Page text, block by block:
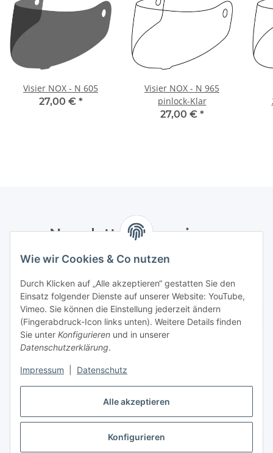
Alle akzeptieren
Konfigurieren
Wie wir Cookies & Co nutzen
Durch Klicken auf „Alle akzeptieren“ gestatten Sie den
Einsatz folgender Dienste auf unserer Website: YouTube,
Vimeo. Sie können die Einstellung jederzeit ändern
(Fingerabdruck-Icon links unten). Weitere Details finden
Sie unter Konfigurieren und in unserer
Datenschutzerklärung.
Impressum Datenschutz
Visier NOX - N 605
27,00 € *
Visier NOX - N 965
pinlock-Klar
27,00 € *
Newsletter Abonnieren
Bitte senden Sie mir entsprechend Ihrer
Informationen zu Ihrem Produktsortiment per E-Mail zu.
Abonnieren
Newsletter Abonnieren
Gesetzliche Informationen
Vertrag widerrufen